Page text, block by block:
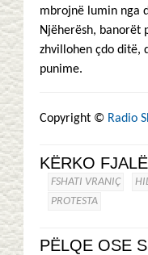
mbrojnë lumin nga
Njëherësh, banorët
zhvillohen çdo ditë,
punime.
Copyright © Radio
KËRKO
FSHATI VRANIÇ
PROTESTA
PËLQE OSE